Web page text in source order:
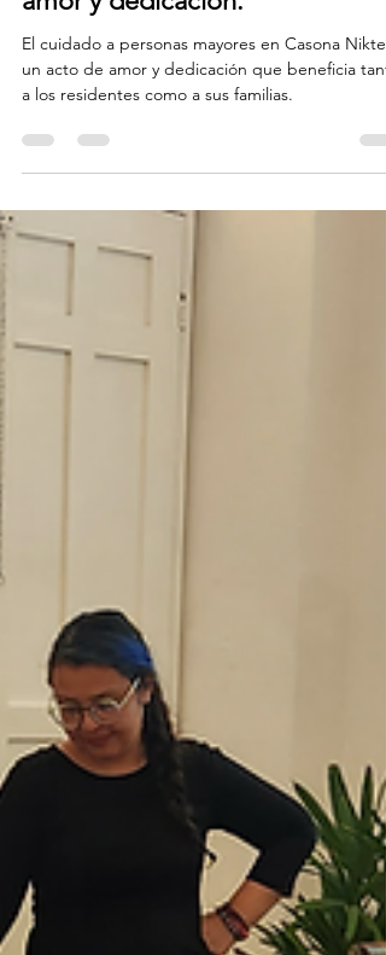
en Casona Nikte: Un servicio
amor y dedicación.
El cuidado a personas mayores en Casona Nikte
a los residentes como a sus familias.